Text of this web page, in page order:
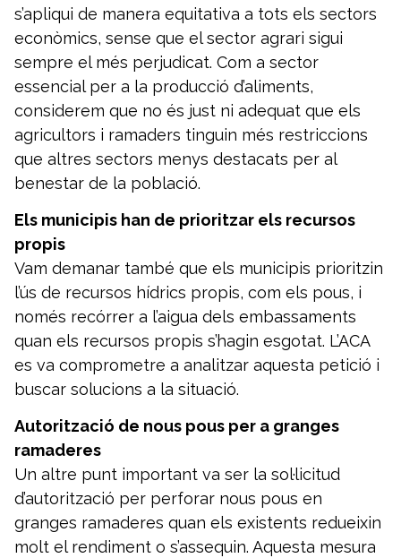
s’apliqui de manera equitativa a tots els sectors
econòmics, sense que el sector agrari sigui
sempre el més perjudicat. Com a sector
essencial per a la producció d’aliments,
considerem que no és just ni adequat que els
agricultors i ramaders tinguin més restriccions
que altres sectors menys destacats per al
benestar de la població.
Els municipis han de prioritzar els recursos
propis
Vam demanar també que els municipis prioritzin
l’ús de recursos hídrics propis, com els pous, i
només recórrer a l’aigua dels embassaments
quan els recursos propis s’hagin esgotat. L’ACA
es va comprometre a analitzar aquesta petició i
buscar solucions a la situació.
Autorització de nous pous per a granges
ramaderes
Un altre punt important va ser la sol·licitud
d’autorització per perforar nous pous en
granges ramaderes quan els existents redueixin
molt el rendiment o s’assequin. Aquesta mesura